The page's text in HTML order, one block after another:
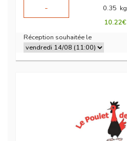
- 0.35 kg
10.22€
Réception souhaitée le